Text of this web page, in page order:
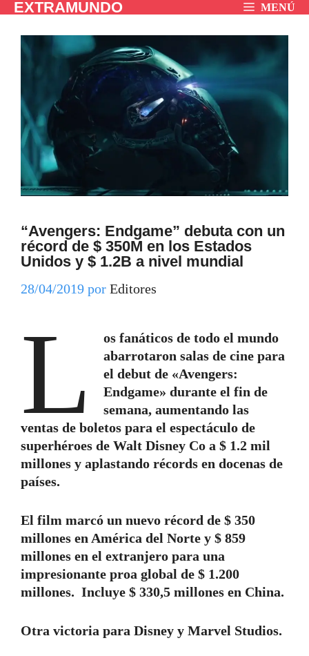
Saltar
contenido
EXTRAMUNDO MENÚ
“Avengers: Endgame” debuta con un
récord de $ 350M en los Estados
Unidos y $ 1.2B a nivel mundial
28/04/2019 por Editores
L
os fanáticos de todo el mundo
abarrotaron salas de cine para
el debut de «Avengers:
Endgame» durante el fin de
semana, aumentando las
ventas de boletos para el espectáculo de
superhéroes de Walt Disney Co a $ 1.2 mil
millones y aplastando récords en docenas de
países.
El film marcó un nuevo récord de $ 350
millones en América del Norte y $ 859
millones en el extranjero para una
impresionante proa global de $ 1.200
millones. Incluye $ 330,5 millones en China.
Otra victoria para Disney y Marvel Studios.